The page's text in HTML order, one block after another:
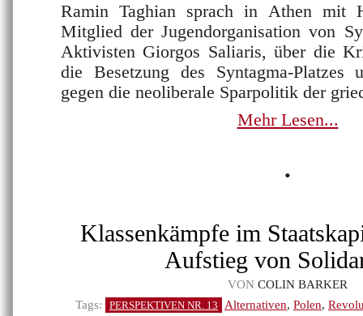
Ramin Taghian sprach in Athen mit
Mitglied der Jugendorganisation von
Aktivisten Giorgos Saliaris, über die
die Besetzung des Syntagma-Platzes
gegen die neoliberale Sparpolitik der
Mehr Lesen...
•
Klassenkämpfe im
Aufstieg von
VON COLIN BARKER
Tags:
PERSPEKTIVEN NR. 13 Alternativen, Polen,